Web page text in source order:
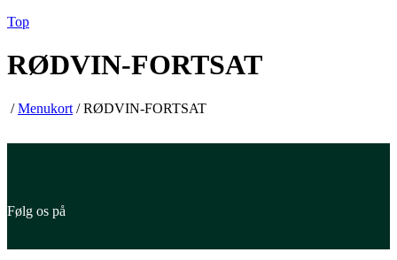
Top
RØDVIN-FORTSAT
/Menukort /RØDVIN-FORTSAT
Følg os på